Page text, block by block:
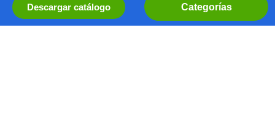
Categorías
Descargar catálogo